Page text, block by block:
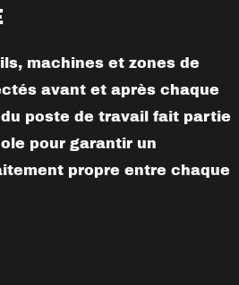
machines et zones de
avant et après chaque
poste de travail fait partie
pour garantir un
propre entre chaque